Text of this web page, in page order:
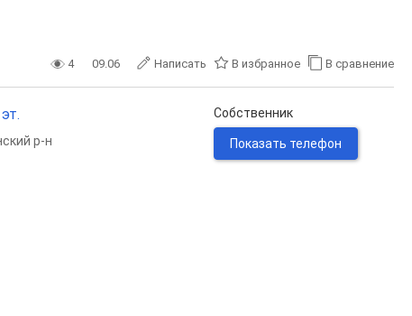
4 09.06 Написать В избранное В сравнение
р-н
Собственник
Показать телефон